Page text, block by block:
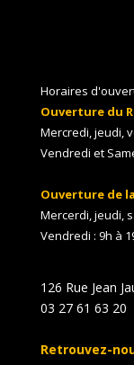
Horaires
Ouverture du
Mercredi, jeudi,
Vendredi et
Ouverture de
Mercerdi, jeudi,
Vendredi : 9h à
126 Rue Jean
03 27 61 63 20
Retrouvez-